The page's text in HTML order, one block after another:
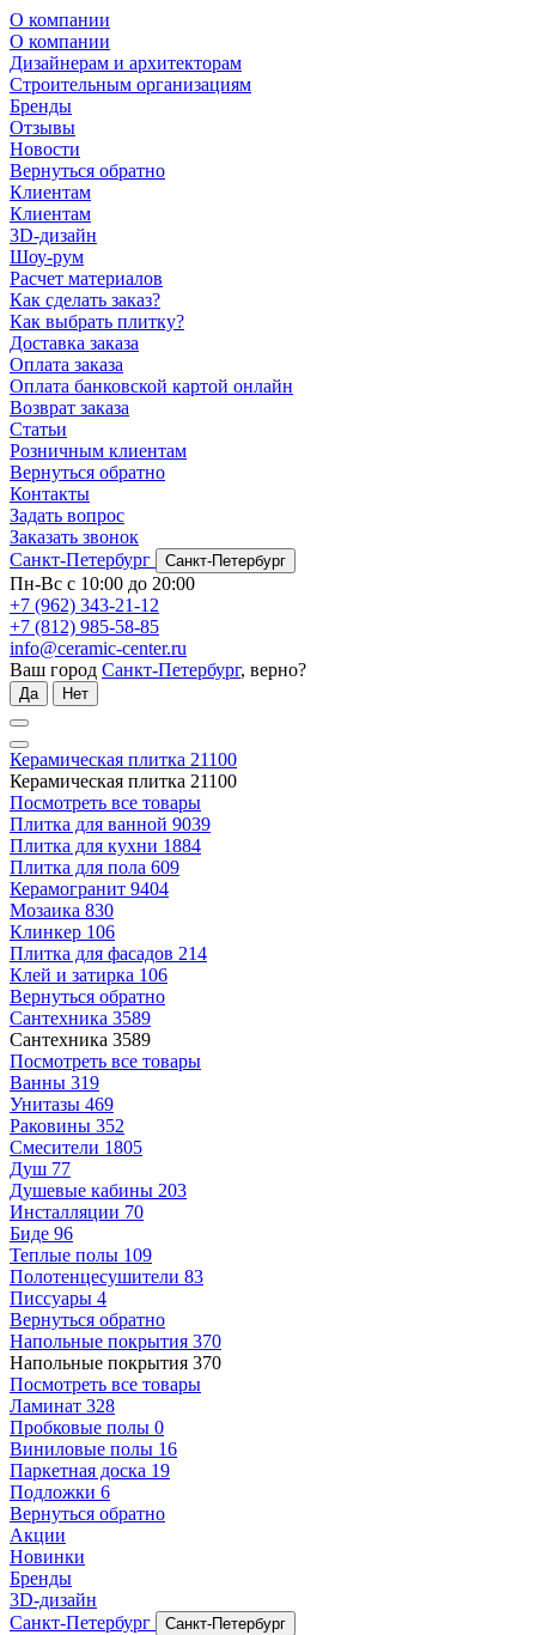
О компании
О компании
Дизайнерам и архитекторам
Строительным организациям
Бренды
Отзывы
Новости
Вернуться обратно
Клиентам
Клиентам
3D-дизайн
Шоу-рум
Расчет материалов
Как сделать заказ?
Как выбрать плитку?
Доставка заказа
Оплата заказа
Оплата банковской картой онлайн
Возврат заказа
Статьи
Розничным клиентам
Вернуться обратно
Контакты
Задать вопрос
Заказать звонок
Санкт-Петербург
Санкт-Петербург
Пн-Вс с 10:00 до 20:00
+7 (962) 343-21-12
+7 (812) 985-58-85
info@ceramic-center.ru
Ваш город Санкт-Петербург, верно?
Да Нет
Керамическая плитка 21100
Керамическая плитка 21100
Посмотреть все товары
Плитка для ванной 9039
Плитка для кухни 1884
Плитка для пола 609
Керамогранит 9404
Мозаика 830
Клинкер 106
Плитка для фасадов 214
Клей и затирка 106
Вернуться обратно
Сантехника 3589
Сантехника 3589
Посмотреть все товары
Ванны 319
Унитазы 469
Раковины 352
Смесители 1805
Душ 77
Душевые кабины 203
Инсталляции 70
Биде 96
Теплые полы 109
Полотенцесушители 83
Писсуары 4
Вернуться обратно
Напольные покрытия 370
Напольные покрытия 370
Посмотреть все товары
Ламинат 328
Пробковые полы 0
Виниловые полы 16
Паркетная доска 19
Подложки 6
Вернуться обратно
Акции
Новинки
Бренды
3D-дизайн
Санкт-Петербург
Санкт-Петербург